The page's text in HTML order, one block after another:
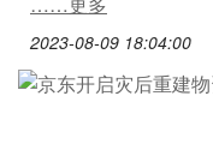
2023-08-09 18:04:00